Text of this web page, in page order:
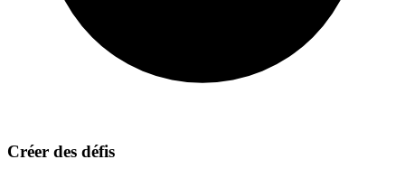
Créer des défis